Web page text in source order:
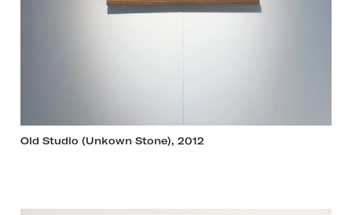
Old Studio (Unkown Stone), 2012